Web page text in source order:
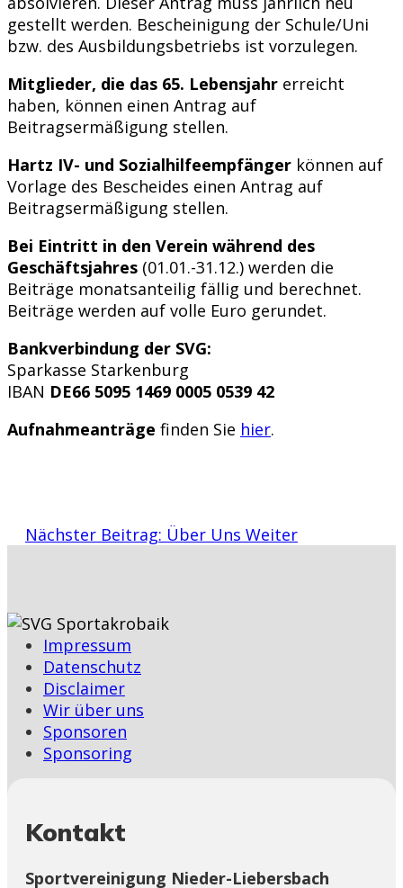
gestellt werden. Bescheinigung der Schule/Uni
bzw. des Ausbildungsbetriebs ist vorzulegen.
Mitglieder, die das 65. Lebensjahr erreicht
haben, können einen Antrag auf
Beitragsermäßigung stellen.
Hartz IV- und Sozialhilfeempfänger können auf
Vorlage des Bescheides einen Antrag auf
Beitragsermäßigung stellen.
Bei Eintritt in den Verein während des
Geschäftsjahres (01.01.-31.12.) werden die
Beiträge monatsanteilig fällig und berechnet.
Beiträge werden auf volle Euro gerundet.
Bankverbindung der SVG:
Sparkasse Starkenburg
IBAN DE66 5095 1469 0005 0539 42
Aufnahmeanträge finden Sie hier.
Nächster Beitrag: Über Uns Weiter
Impressum
Datenschutz
Disclaimer
Wir über uns
Sponsoren
Sponsoring
Kontakt
Sportvereinigung Nieder-Liebersbach